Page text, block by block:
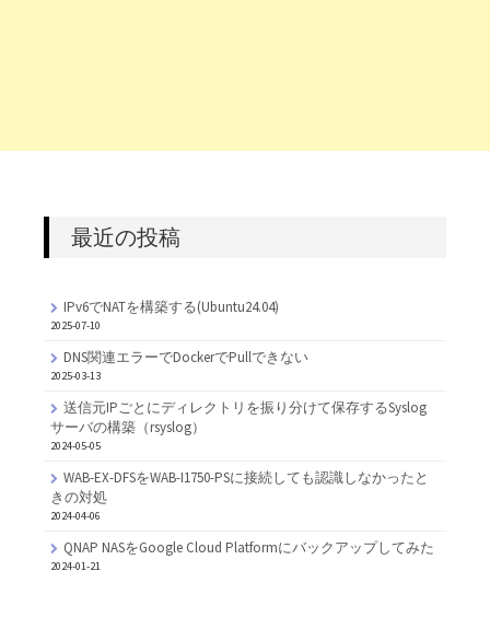
最近の投稿
IPv6でNATを構築する(Ubuntu24.04)
2025-07-10
DNS関連エラーでDockerでPullできない
2025-03-13
送信元IPごとにディレクトリを振り分けて保存するSyslog
サーバの構築（rsyslog）
2024-05-05
WAB-EX-DFSをWAB-I1750-PSに接続しても認識しなかったと
きの対処
2024-04-06
QNAP NASをGoogle Cloud Platformにバックアップしてみた
2024-01-21